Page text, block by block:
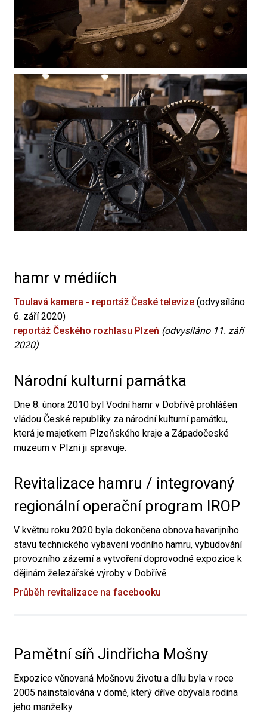
hamr v médiích
Toulavá kamera - reportáž České televize (odvysíláno
6. září 2020)
reportáž Českého rozhlasu Plzeň (odvysíláno 11. září
2020)
Národní kulturní památka
Dne 8. února 2010 byl Vodní hamr v Dobřívě prohlášen
vládou České republiky za národní kulturní památku,
která je majetkem Plzeňského kraje a Západočeské
muzeum v Plzni ji spravuje.
Revitalizace hamru / integrovaný
regionální operační program IROP
V květnu roku 2020 byla dokončena obnova havarijního
stavu technického vybavení vodního hamru, vybudování
provozního zázemí a vytvoření doprovodné expozice k
dějinám železářské výroby v Dobřívě.
Průběh revitalizace na facebooku
Pamětní síň Jindřicha Mošny
Expozice věnovaná Mošnovu životu a dílu byla v roce
2005 nainstalována v domě, který dříve obývala rodina
jeho manželky.